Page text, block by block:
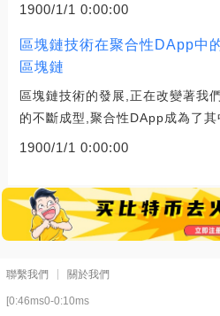
1900/1/1 0:00:00
區塊鏈技術在聚合性DApp中
區塊鏈
區塊鏈技術的發展,正在改變著我
的不斷成型,聚合性DApp成為了其
1900/1/1 0:00:00
聯繫我們 關於我們
[0:46ms0-0:10ms